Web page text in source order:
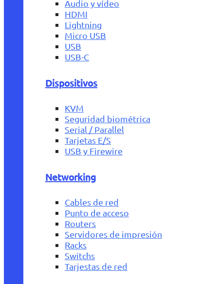
Audio y vídeo
HDMI
Lightning
Micro USB
USB
USB-C
Dispositivos
KVM
Seguridad biométrica
Serial / Parallel
Tarjetas E/S
USB y Firewire
Networking
Cables de red
Punto de acceso
Routers
Servidores de impresión
Racks
Switchs
Tarjestas de red